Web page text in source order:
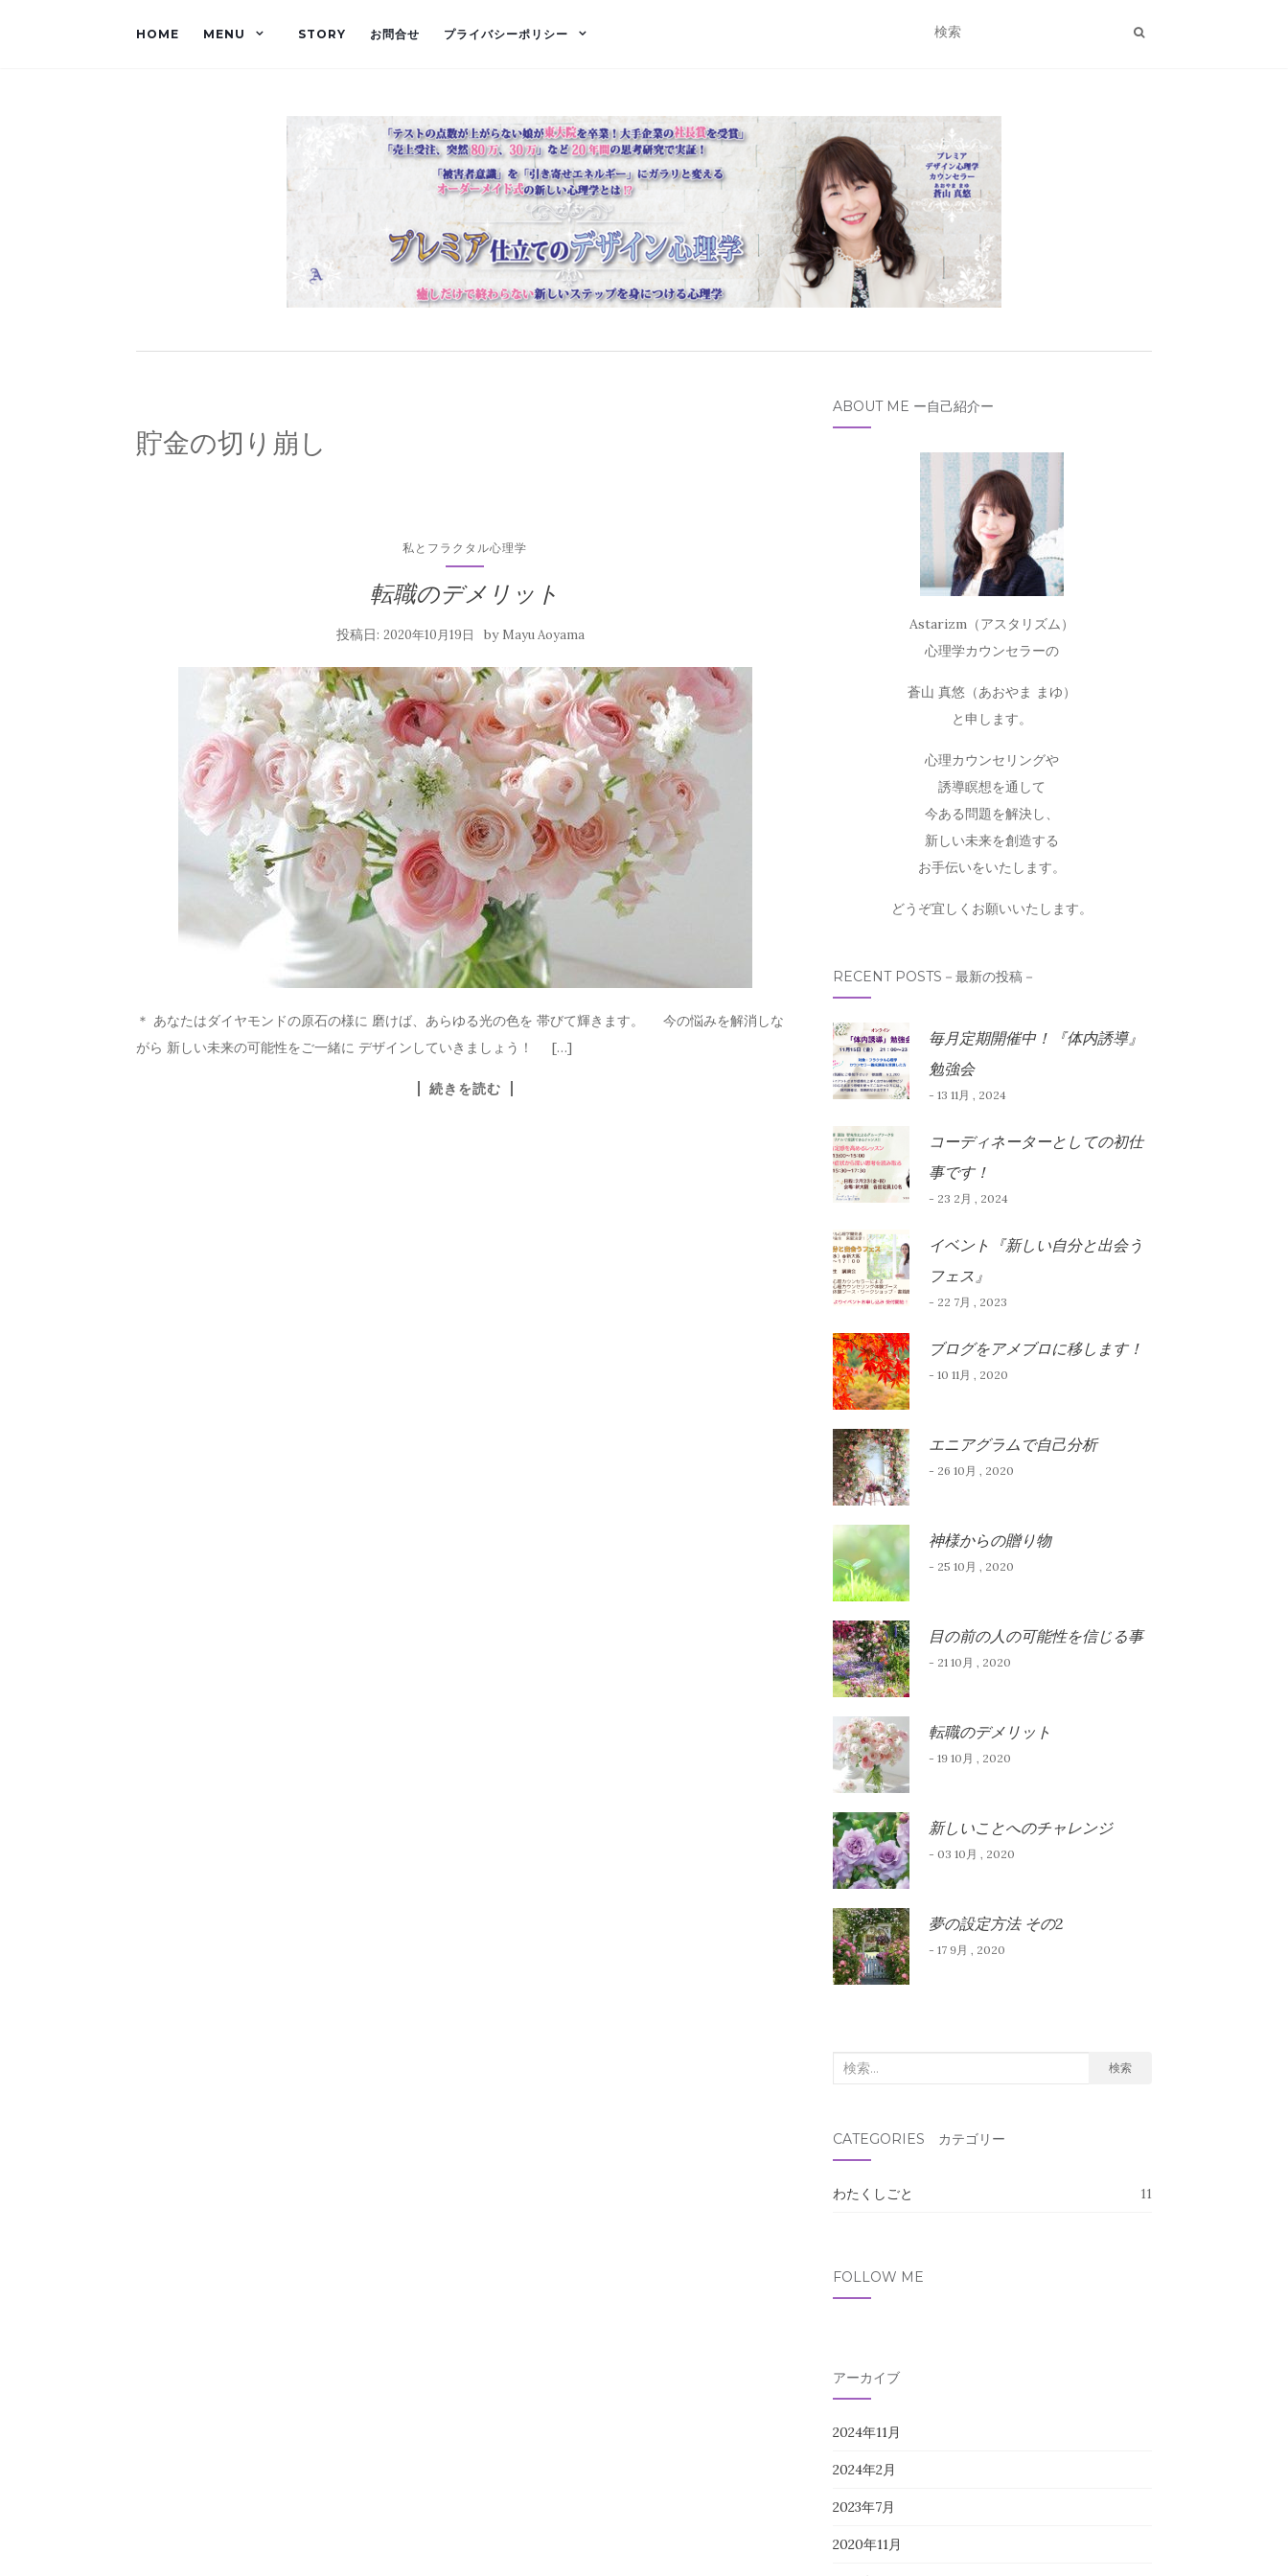
HOME MENU STORY お問合せ プライバシーポリシー
貯金の切り崩し
私とフラクタル心理学
転職のデメリット
投稿日: 2020年10月19日 by Mayu Aoyama
＊ あなたはダイヤモンドの原石の様に 磨けば、あらゆる光の色を 帯びて輝きます。 今の悩みを解消しな
がら 新しい未来の可能性をご一緒に デザインしていきましょう！ […]
続きを読む
ABOUT ME ー自己紹介ー
Astarizm（アスタリズム）
心理学カウンセラーの
蒼山 真悠（あおやま まゆ）
と申します。
心理カウンセリングや
誘導瞑想を通して
今ある問題を解決し、
新しい未来を創造する
お手伝いをいたします。
どうぞ宜しくお願いいたします。
RECENT POSTS－最新の投稿－
毎月定期開催中！『体内誘導』
勉強会
- 13 11月 , 2024
コーディネーターとしての初仕
事です！
- 23 2月 , 2024
イベント『新しい自分と出会う
フェス』
- 22 7月 , 2023
ブログをアメブロに移します！
- 10 11月 , 2020
エニアグラムで自己分析
- 26 10月 , 2020
神様からの贈り物
- 25 10月 , 2020
目の前の人の可能性を信じる事
- 21 10月 , 2020
転職のデメリット
- 19 10月 , 2020
新しいことへのチャレンジ
- 03 10月 , 2020
夢の設定方法 その2
- 17 9月 , 2020
検
象:
検索
CATEGORIES カテゴリー
わたくしごと 11
FOLLOW ME
アーカイブ
2024年11月
2024年2月
2023年7月
2020年11月